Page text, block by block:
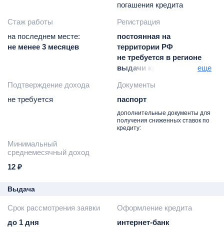
погашения кредита
Стаж работы
на последнем месте:
не менее 3 месяцев
Регистрация
постоянная на
территории РФ
не требуется в регионе
выдачи кредита
присутствия банка
еще
Подтверждение дохода
не требуется
Документы
паспорт
дополнительные документы для
получения сниженных ставок по
кредиту:
Минимальный
среднемесячный доход
12 ₽
Выдача
Срок рассмотрения заявки
до 1 дня
Оформление кредита
интернет-банк